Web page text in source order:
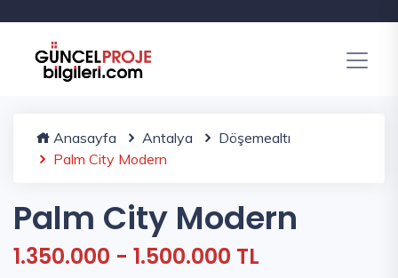
Anasayfa Antalya
Döşemealtı
Palm City Modern
Palm City Modern
1.350.000 - 1.500.000 TL